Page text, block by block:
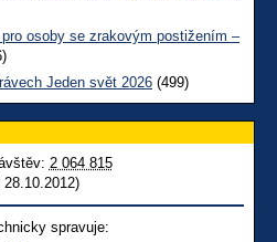
osoby se zrakovým postižením –
Jeden svět 2026 (499)
2 064 815
28.10.2012)
spravuje: